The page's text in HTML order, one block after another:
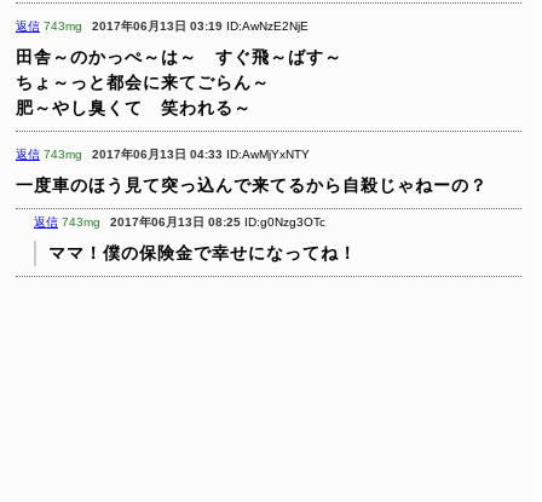
返信 743mg 2017年06月13日 03:19 ID:AwNzE2NjE
田舎～のかっぺ～は～ すぐ飛～ばす～
ちょ～っと都会に来てごらん～
肥～やし臭くて 笑われる～
返信 743mg 2017年06月13日 04:33 ID:AwMjYxNTY
一度車のほう見て突っ込んで来てるから自殺じゃねーの？
返信 743mg 2017年06月13日 08:25 ID:g0Nzg3OTc
ママ！僕の保険金で幸せになってね！